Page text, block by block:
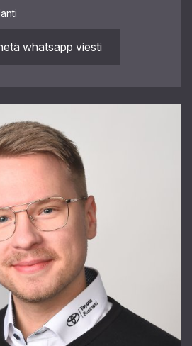
whatsapp viesti